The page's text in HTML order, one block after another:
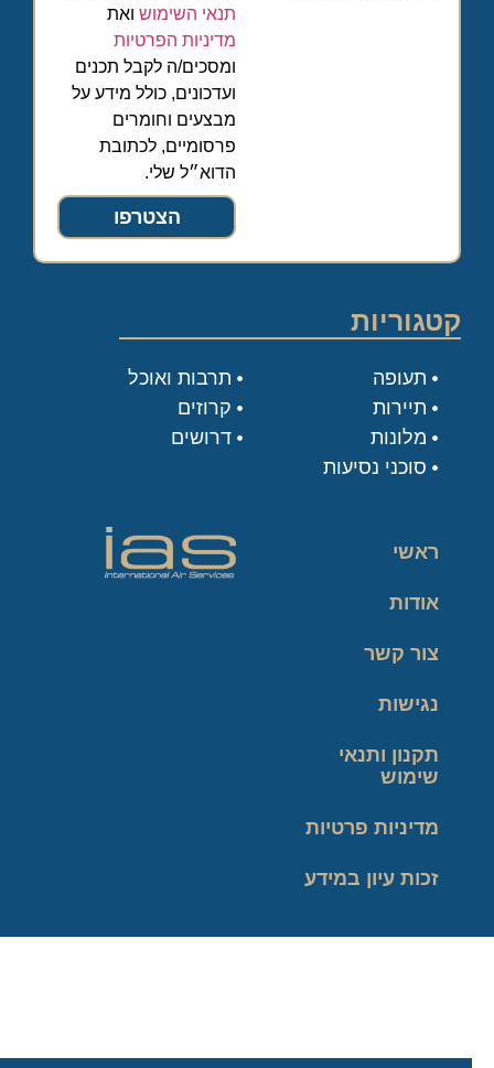
תנאי השימושואת
מדיניות הפרטיות
ומסכים/ה לקבל תכנים
ועדכונים, כולל מידע על
מבצעים וחומרים
פרסומיים, לכתובת
הדוא״ל שלי.
הצטרפו
קטגוריות
תעופה
תיירות
מלונות
סוכני נסיעות
תרבות ואוכל
קרוזים
דרושים
ראשי
אודות
צור קשר
נגישות
תקנון ותנאי
שימוש
מדיניות פרטיות
זכות עיון במידע